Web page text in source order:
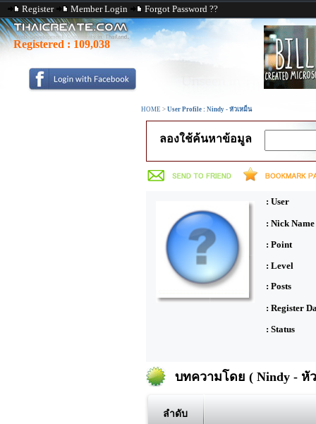
Register Member Login Forgot Password ??
Registered : 109,038
HOME > User Profile : Nindy - หัวเหม็น
ลองใช้ค้นหาข้อมูล
: User
: Nick Name
: Point
: Level
: Posts
: Register
: Status
บทความโดย ( Nindy - หั
ลำดับ